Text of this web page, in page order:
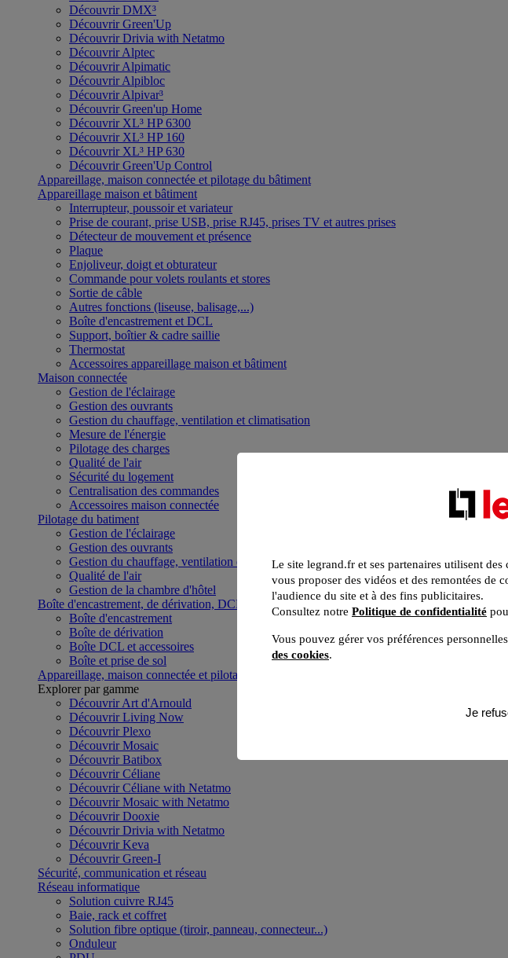
Découvrir DMX³
Découvrir Green'Up
Découvrir Drivia with Netatmo
Découvrir Alptec
Découvrir Alpimatic
Découvrir Alpibloc
Découvrir Alpivar³
Découvrir Green'up Home
Découvrir XL³ HP 6300
Découvrir XL³ HP 160
Découvrir XL³ HP 630
Découvrir Green'Up Control
Appareillage, maison connectée et pilotage du bâtiment
Appareillage maison et bâtiment
Interrupteur, poussoir et variateur
Prise de courant, prise USB, prise RJ45, prises TV et autres prises
Détecteur de mouvement et présence
Plaque
Enjoliveur, doigt et obturateur
Commande pour volets roulants et stores
Sortie de câble
Autres fonctions (liseuse, balisage,...)
Boîte d'encastrement et DCL
Support, boîtier & cadre saillie
Thermostat
Accessoires appareillage maison et bâtiment
Maison connectée
Gestion de l'éclairage
Gestion des ouvrants
Gestion du chauffage, ventilation et climatisation
Mesure de l'énergie
Pilotage des charges
Qualité de l'air
Sécurité du logement
Centralisation des commandes
Accessoires maison connectée
Pilotage du batiment
Gestion de l'éclairage
Gestion des ouvrants
Gestion du chauffage, ventilation et climatisation
Qualité de l'air
Gestion de la chambre d'hôtel
Boîte d'encastrement, de dérivation, DCL et boîte de sol
Boîte d'encastrement
Boîte de dérivation
Boîte DCL et accessoires
Boîte et prise de sol
Appareillage, maison connectée et pilotage du bâtiment
Explorer par gamme
Découvrir Art d'Arnould
Découvrir Living Now
Découvrir Plexo
Découvrir Mosaic
Découvrir Batibox
Découvrir Céliane
Découvrir Céliane with Netatmo
Découvrir Mosaic with Netatmo
Découvrir Dooxie
Découvrir Drivia with Netatmo
Découvrir Keva
Découvrir Green-I
Sécurité, communication et réseau
Réseau informatique
Solution cuivre RJ45
Baie, rack et coffret
Solution fibre optique (tiroir, panneau, connecteur...)
Onduleur
Le site legrand.fr et ses partenaires utilisent
vous proposer des vidéos et des remontées de
l'audience du site et à des fins publicitaires.
Consultez notre Politique de confidentialité
Vous pouvez gérer vos préférences
des cookies.
Je